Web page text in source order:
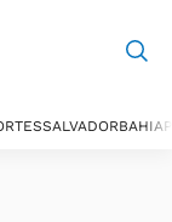
SALVADORBAHIA